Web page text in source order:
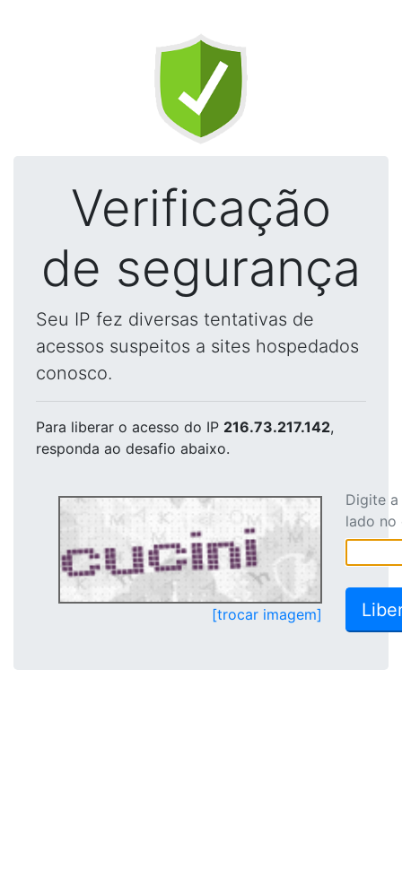
Verificação
de segurança
Seu IP fez diversas tentativas de
acessos suspeitos a sites hospedados
conosco.
Para liberar o acesso do IP 216.73.217.142,
responda ao desafio abaixo.
[trocar imagem]
Digite
lado no